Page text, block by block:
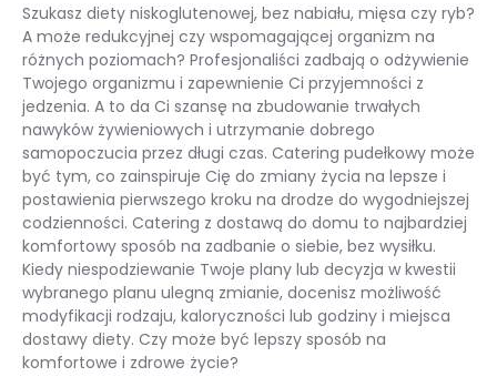
Szukasz diety niskoglutenowej, bez nabiału, mięsa czy ryb?
A może redukcyjnej czy wspomagającej organizm na
różnych poziomach? Profesjonaliści zadbają o odżywienie
Twojego organizmu i zapewnienie Ci przyjemności z
jedzenia. A to da Ci szansę na zbudowanie trwałych
nawyków żywieniowych i utrzymanie dobrego
samopoczucia przez długi czas. Catering pudełkowy może
być tym, co zainspiruje Cię do zmiany życia na lepsze i
postawienia pierwszego kroku na drodze do wygodniejszej
codzienności. Catering z dostawą do domu to najbardziej
komfortowy sposób na zadbanie o siebie, bez wysiłku.
Kiedy niespodziewanie Twoje plany lub decyzja w kwestii
wybranego planu ulegną zmianie, docenisz możliwość
modyfikacji rodzaju, kaloryczności lub godziny i miejsca
dostawy diety. Czy może być lepszy sposób na
komfortowe i zdrowe życie?